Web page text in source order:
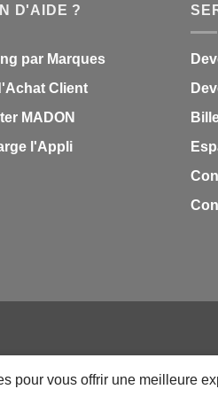
D'AIDE ?
par Marques
Client
MADON
l'Appli
PERSONNALISÉE
MON-TSHIRT
pour vous offrir une meilleure